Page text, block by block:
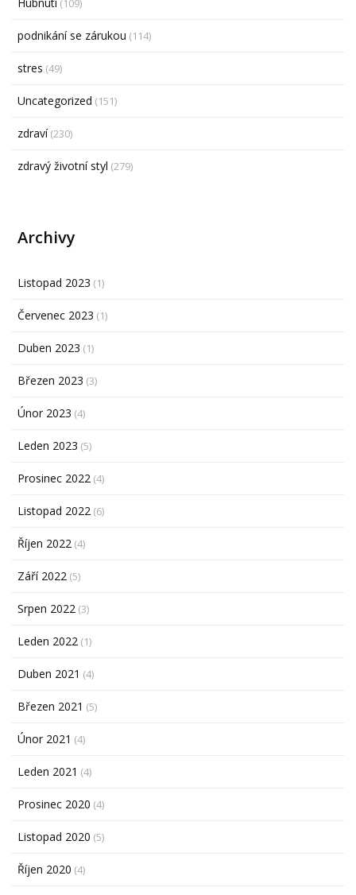
(109)
podnikání se zárukou (114)
stres (49)
Uncategorized (151)
zdraví(230)
zdravý životní styl (279)
Archivy
Listopad 2023 (1)
Červenec 2023 (1)
Duben 2023 (1)
Březen 2023 (3)
Únor 2023 (4)
Leden 2023 (5)
Prosinec 2022 (4)
Listopad 2022 (6)
Říjen 2022 (4)
Září 2022 (5)
Srpen 2022 (3)
Leden 2022 (1)
Duben 2021 (4)
Březen 2021 (5)
Únor 2021 (4)
Leden 2021 (4)
Prosinec 2020 (4)
Listopad 2020 (5)
Říjen 2020 (4)